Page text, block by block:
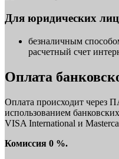
Для юридических
безналичным
расчетный счет
Оплата
Оплата происходит
использованием
VISA International и
Комиссия 0 %.